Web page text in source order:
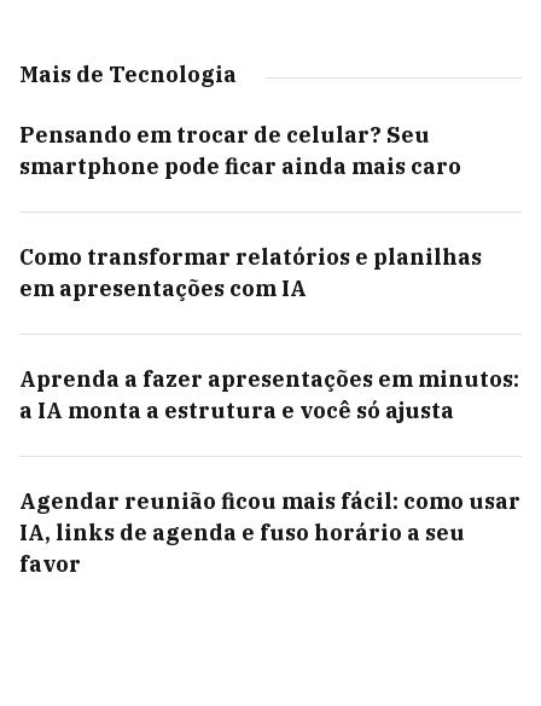
Mais de Tecnologia
Pensando em trocar de celular? Seu
smartphone pode ficar ainda mais caro
Como transformar relatórios e planilhas
em apresentações com IA
Aprenda a fazer apresentações em minutos:
a IA monta a estrutura e você só ajusta
Agendar reunião ficou mais fácil: como usar
IA, links de agenda e fuso horário a seu
favor